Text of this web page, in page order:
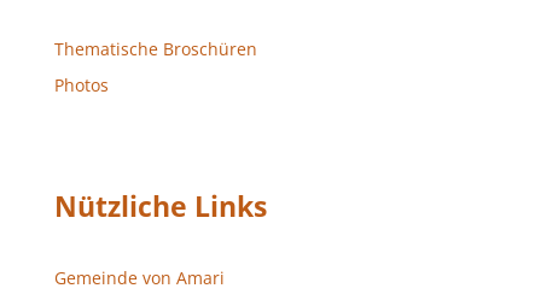
Thematische Broschüren
Photos
Nützliche Links
Gemeinde von Amari